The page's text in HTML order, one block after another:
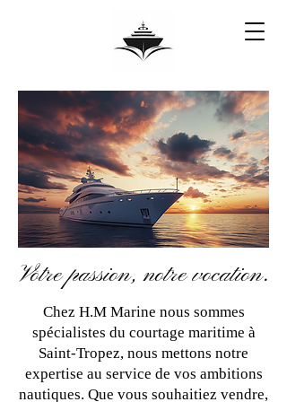
Votre passion, notre vocation.
Chez H.M Marine nous sommes
spécialistes du courtage maritime à
Saint-Tropez, nous mettons notre
expertise au service de vos ambitions
nautiques. Que vous souhaitiez vendre,